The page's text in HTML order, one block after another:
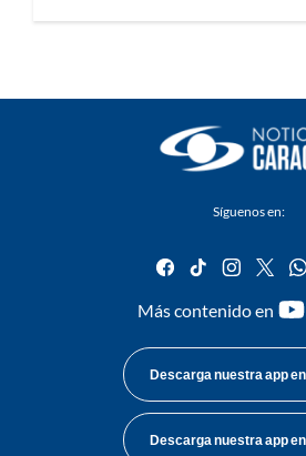
Síguenos en:
facebook
tiktok
Más contenido en
Descarga nuestra app en
Descarga nuestra app en